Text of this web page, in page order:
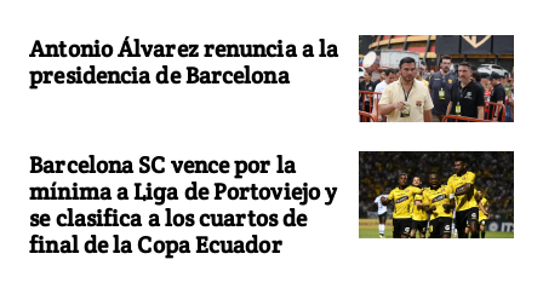
Antonio Álvarez renuncia a la
presidencia de Barcelona
Barcelona SC vence por la
mínima a Liga de Portoviejo y
se clasifica a los cuartos de
final de la Copa Ecuador